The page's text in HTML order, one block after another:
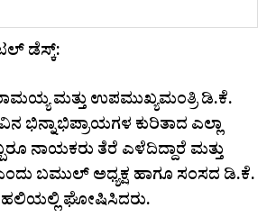
ಡೆಸ್ಕ್:
ಮತ್ತು ಉಪಮುಖ್ಯಮಂತ್ರಿ ಡಿ.ಕೆ.
ಭಿನ್ನಾಭಿಪ್ರಾಯಗಳ ಕುರಿತಾದ ಎಲ್ಲಾ
ನಾಯಕರು ತೆರೆ ಎಳೆದಿದ್ದಾರೆ ಮತ್ತು
ಎಂದು ಬಮುಲ್ ಅಧ್ಯಕ್ಷ ಹಾಗೂ ಸಂಸದ ಡಿ.ಕೆ.
ಘೋಷಿಸಿದರು.